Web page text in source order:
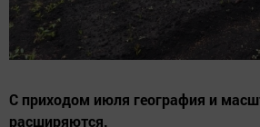
С приходом июля география и
расширяются.